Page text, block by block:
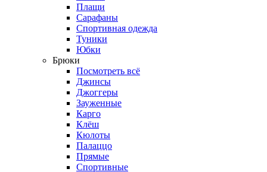
Плащи
Сарафаны
Спортивная одежда
Туники
Юбки
Брюки
Посмотреть всё
Джинсы
Джоггеры
Зауженные
Карго
Клёш
Кюлоты
Палаццо
Прямые
Спортивные